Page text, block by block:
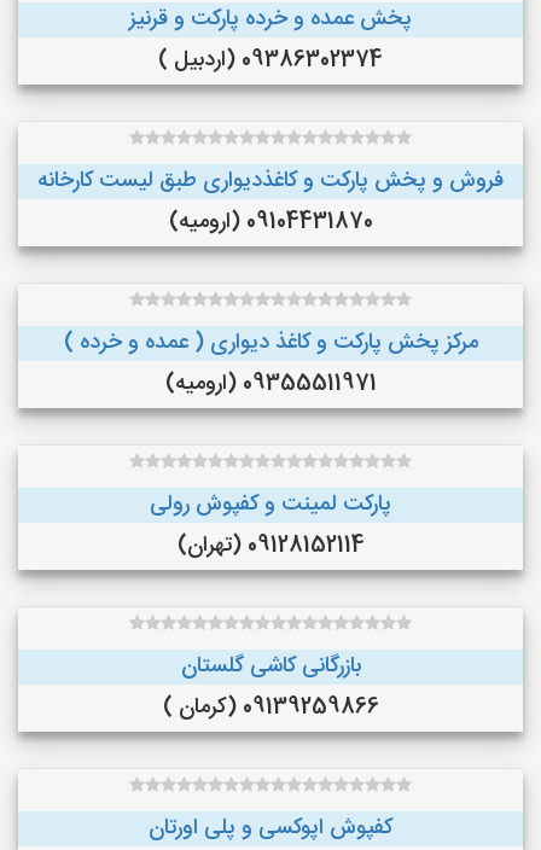
پخش عمده و خرده پارکت و قرنیز
09386302374 (اردبیل )
فروش و پخش پارکت و کاغذدیواری طبق لیست کارخانه
09104431870 (ارومیه)
مرکز پخش پارکت و کاغذ دیواری ( عمده و خرده )
09355511971 (ارومیه)
پارکت لمینت و کفپوش رولی
09128152114 (تهران)
بازرگانی کاشی گلستان
09139259866 (کرمان )
کفپوش اپوکسی و پلی اورتان